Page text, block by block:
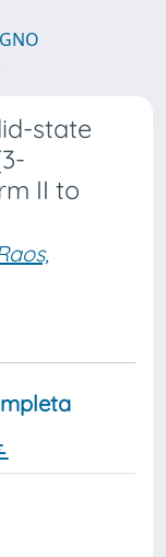
state
II to